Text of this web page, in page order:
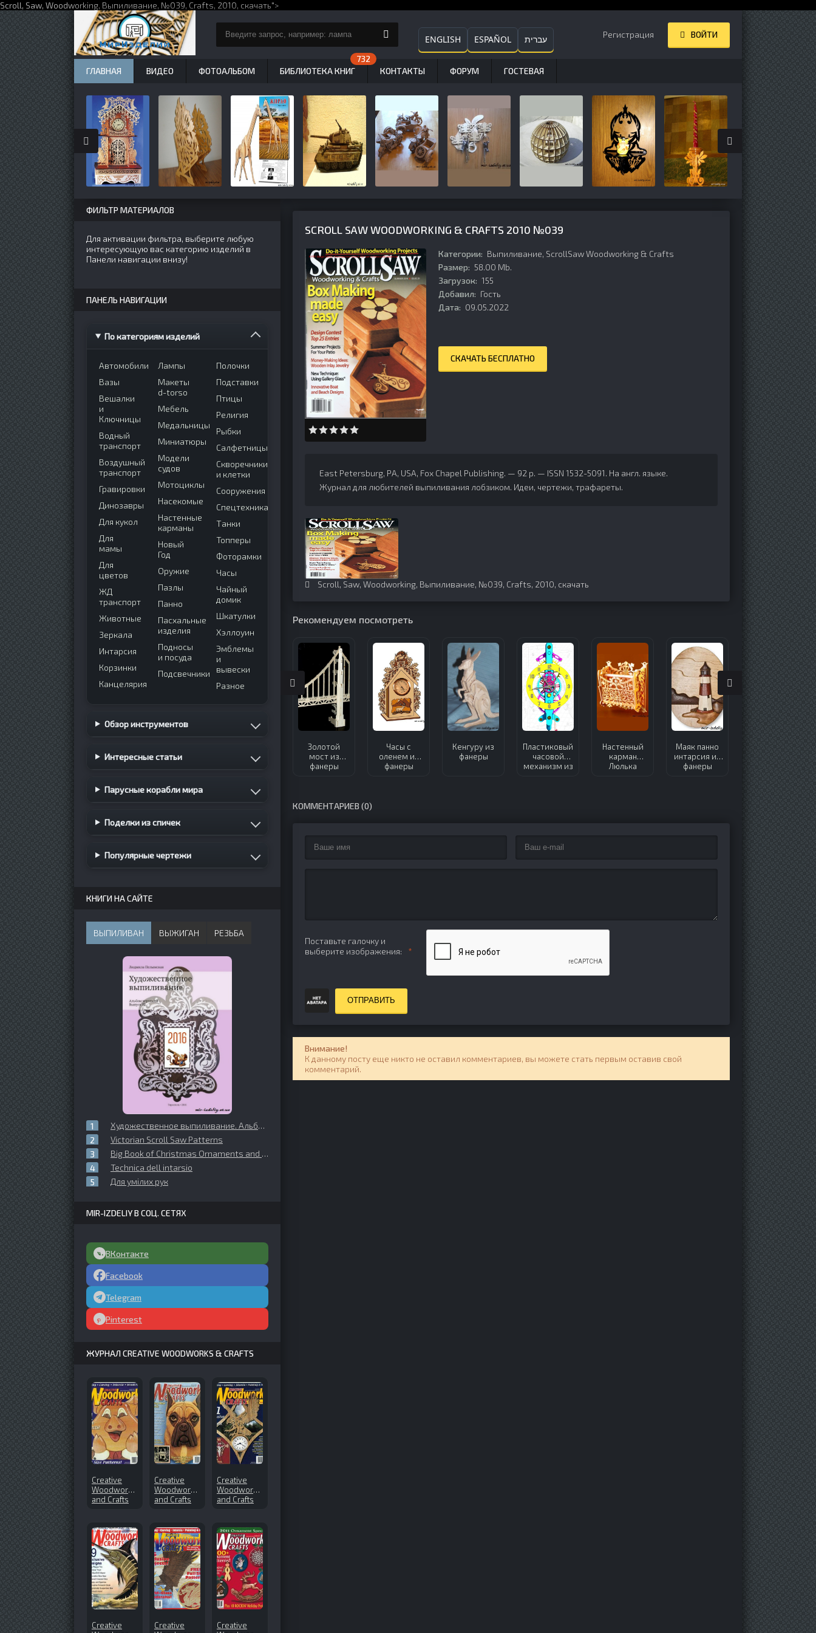
Scroll, Saw, Woodworking, Выпиливание, №039, Crafts, 2010, скачать">
SCROLL SAW WOODWORKING & CRAFTS 2010 №039
Категории: Выпиливание, ScrollSaw Woodworking & Crafts
Размер: 58.00 Mb.
Загрузок: 155
Добавил: Гость
Дата: 09.05.2022
СКАЧАТЬ БЕСПЛАТНО
East Petersburg, PA, USA, Fox Chapel Publishing. — 92 p. — ISSN 1532-5091. На англ. языке.
Журнал для любителей выпиливания лобзиком. Идеи, чертежи, трафареты.
Scroll, Saw, Woodworking, Выпиливание, №039, Crafts, 2010, скачать
Рекомендуем посмотреть
Золотой
мост из
фанеры
Часы с
оленем из
фанеры
Кенгуру из
фанеры
Пластиковый
часовой
механизм из
Настенный
карман
Люлька
Маяк панно
интарсия из
фанеры
Полочка для
специй из
фанеры
КОММЕНТАРИЕВ (0)
Поставьте галочку и
выберите изображения:
ОТПРАВИТЬ
Внимание!
К данному посту еще никто не оставил комментариев, вы можете стать первым оставив свой
комментарий.
ФИЛЬТР МАТЕРИАЛОВ
Для активации фильтра, выберите любую
интересующую вас категорию изделий в
Панели навигации внизу!
ПАНЕЛЬ НАВИГАЦИИ
По категориям изделий
Автомобили
Вазы
Вешалки
и
Ключницы
Водный
транспорт
Воздушный
транспорт
Гравировки
Динозавры
Для кукол
Для
мамы
Для
цветов
ЖД
транспорт
Животные
Зеркала
Интарсия
Корзинки
Канцелярия
Лампы
Макеты
d-torso
Мебель
Медальницы
Миниатюры
Модели
судов
Мотоциклы
Насекомые
Настенные
карманы
Новый
Год
Оружие
Пазлы
Панно
Пасхальные
изделия
Подносы
и посуда
Подсвечники
Полочки
Подставки
Птицы
Религия
Рыбки
Салфетницы
Скворечники
и клетки
Сооружения
Спецтехника
Танки
Топперы
Фоторамки
Часы
Чайный
домик
Шкатулки
Хэллоуин
Эмблемы
и
вывески
Разное
Обзор инструментов
Интересные статьи
Парусные корабли мира
Поделки из спичек
Популярные чертежи
КНИГИ НА САЙТЕ
ВЫПИЛИВАН ВЫЖИГАН РЕЗЬБА
Художественное выпиливание. Альбом чертежей Выпуск 3
Victorian Scroll Saw Patterns
Big Book of Christmas Ornaments and Decorations
Technica dell intarsio
Для умiлих рук
MIR-IZDELIY В СОЦ. СЕТЯХ
ВКонтакте
Facebook
Telegram
Pinterest
ЖУРНАЛ CREATIVE WOODWORKS & CRAFTS
Creative
Woodworks
and Crafts
Creative
Woodworks
and Crafts
Creative
Woodworks
and Crafts
Creative
Creative
Creative
ENGLISH ESPAÑOL עברית Регистрация ВОЙТИ
ГЛАВНАЯ ВИДЕО ФОТОАЛЬБОМ БИБЛИОТЕКА КНИГ КОНТАКТЫ ФОРУМ ГОСТЕВАЯ